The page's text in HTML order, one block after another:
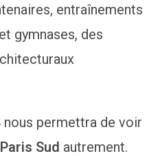
entraînements
gymnases, des
nous permettra de voir
Sud autrement.